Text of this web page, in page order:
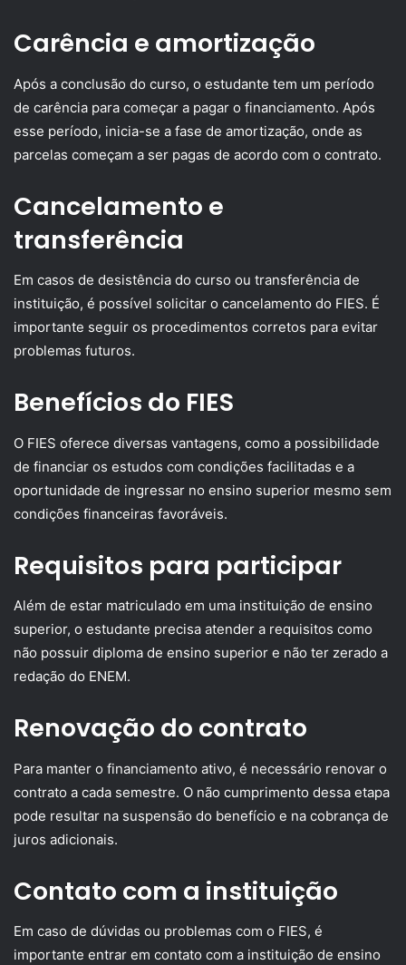
Carência e amortização
Após a conclusão do curso, o estudante tem um período
de carência para começar a pagar o financiamento. Após
esse período, inicia-se a fase de amortização, onde as
parcelas começam a ser pagas de acordo com o contrato.
Cancelamento e
transferência
Em casos de desistência do curso ou transferência de
instituição, é possível solicitar o cancelamento do FIES. É
importante seguir os procedimentos corretos para evitar
problemas futuros.
Benefícios do FIES
O FIES oferece diversas vantagens, como a possibilidade
de financiar os estudos com condições facilitadas e a
oportunidade de ingressar no ensino superior mesmo sem
condições financeiras favoráveis.
Requisitos para participar
Além de estar matriculado em uma instituição de ensino
superior, o estudante precisa atender a requisitos como
não possuir diploma de ensino superior e não ter zerado a
redação do ENEM.
Renovação do contrato
Para manter o financiamento ativo, é necessário renovar o
contrato a cada semestre. O não cumprimento dessa etapa
pode resultar na suspensão do benefício e na cobrança de
juros adicionais.
Contato com a instituição
Em caso de dúvidas ou problemas com o FIES, é
importante entrar em contato com a instituição de ensino